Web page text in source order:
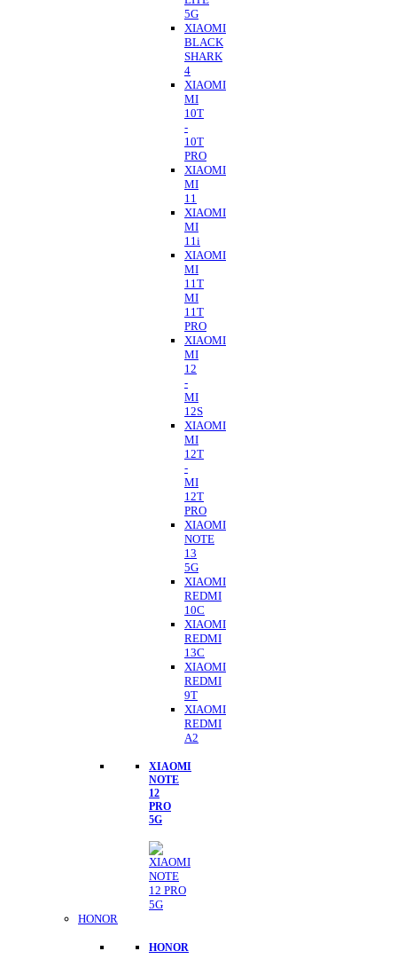
5G
XIAOMI
BLACK
SHARK
4
XIAOMI
MI
10T
-
10T
PRO
XIAOMI
MI
11
XIAOMI
MI
11i
XIAOMI
MI
11T
MI
11T
PRO
XIAOMI
MI
12
-
MI
12S
XIAOMI
MI
12T
-
MI
12T
PRO
XIAOMI
NOTE
13
5G
XIAOMI
REDMI
10C
XIAOMI
REDMI
13C
XIAOMI
REDMI
9T
XIAOMI
REDMI
A2
XIAOMI
NOTE
12
PRO
5G
HONOR
HONOR